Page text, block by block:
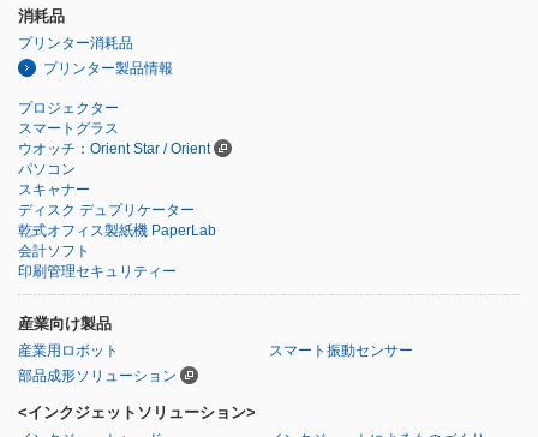
消耗品
プリンター消耗品
プリンター製品情報
プロジェクター
スマートグラス
ウオッチ：Orient Star / Orient
パソコン
スキャナー
ディスク デュプリケーター
乾式オフィス製紙機 PaperLab
会計ソフト
印刷管理セキュリティー
産業向け製品
産業用ロボット
スマート振動センサー
部品成形ソリューション
<インクジェットソリューション>